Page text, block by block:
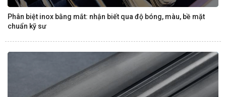
Phân biệt inox bằng mắt: nhận biết qua độ bóng, màu, bề mặt
chuẩn kỹ sư